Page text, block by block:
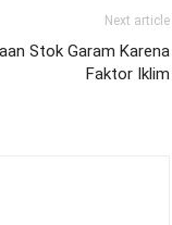
Next article
Stok Garam Karena
Faktor Iklim